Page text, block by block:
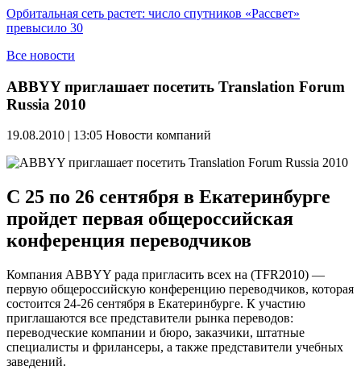
Орбитальная сеть растет: число спутников «Рассвет»
превысило 30
Все новости
ABBYY приглашает посетить Translation Forum
Russia 2010
19.08.2010 | 13:05 Новости компаний
С 25 по 26 сентября в Екатеринбурге
пройдет первая общероссийская
конференция переводчиков
Компания ABBYY рада пригласить всех на (TFR2010) —
первую общероссийскую конференцию переводчиков, которая
состоится 24-26 сентября в Екатеринбурге. К участию
приглашаются все представители рынка переводов:
переводческие компании и бюро, заказчики, штатные
специалисты и фрилансеры, а также представители учебных
заведений.